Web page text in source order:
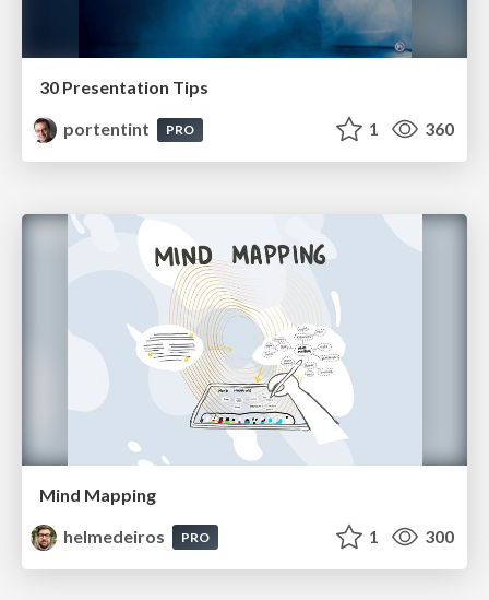
30 Presentation Tips
portentint
PRO 1 360
Mind Mapping
helmedeiros
PRO 1 300